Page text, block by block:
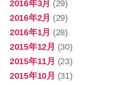
2016年3月 (29)
2016年2月 (29)
2016年1月 (28)
2015年12月 (30)
2015年11月 (23)
2015年10月 (31)